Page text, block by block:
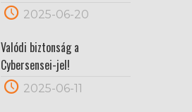
2025-06-20
Valódi biztonság a
Cybersensei-jel!
2025-06-11